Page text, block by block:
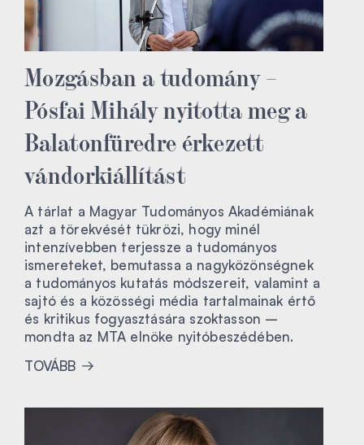
Mozgásban a tudomány –
Pósfai Mihály nyitotta meg a
Balatonfüredre érkezett
vándorkiállítást
A tárlat a Magyar Tudományos Akadémiának
azt a törekvését tükrözi, hogy minél
intenzívebben terjessze a tudományos
ismereteket, bemutassa a nagyközönségnek
a tudományos kutatás módszereit, valamint a
sajtó és a közösségi média tartalmainak értő
és kritikus fogyasztására szoktasson –
mondta az MTA elnöke nyitóbeszédében.
TOVÁBB